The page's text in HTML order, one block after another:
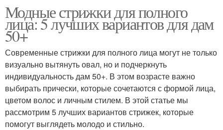
Модные стрижки для полного
лица: 5 лучших вариантов для дам
50+
Современные стрижки для полного лица могут не только
визуально вытянуть овал, но и подчеркнуть
индивидуальность дам 50+. В этом возрасте важно
выбирать прически, которые сочетаются с формой лица,
цветом волос и личным стилем. В этой статье мы
рассмотрим 5 лучших вариантов стрижек, которые
помогут выглядеть молодо и стильно.